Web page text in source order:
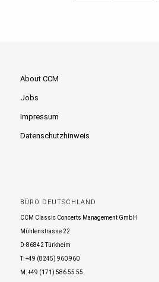
About CCM
Jobs
Impressum
Datenschutzhinweis
BÜRO DEUTSCHLAND
CCM Classic Concerts Management GmbH
Mühlenstrasse 22
D-86842 Türkheim
T: +49 (8245) 960 960
M: +49 (171) 586 55 55